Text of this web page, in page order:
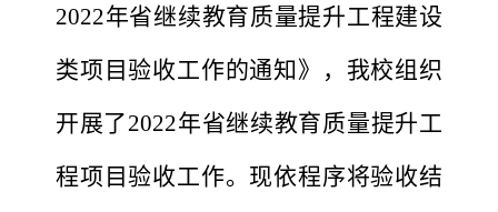
2022年省继续教育质量提升工程建设
类项目验收工作的通知》
， 我校组织
开展了2022年省继续教育质量提升工
程项目验收工作。现依程序将验收结